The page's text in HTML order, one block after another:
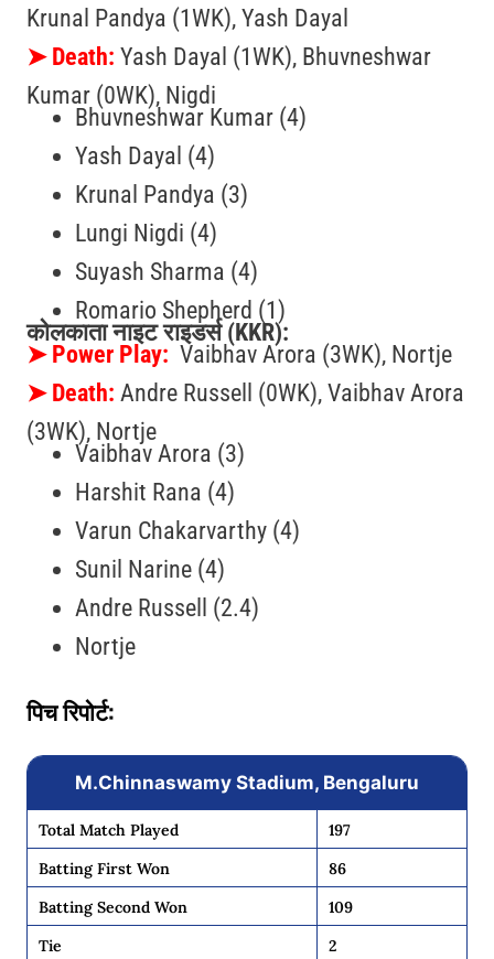
Krunal Pandya (1WK), Yash Dayal
➤ Death: Yash Dayal (1WK), Bhuvneshwar
Kumar (0WK), Nigdi
Bhuvneshwar Kumar (4)
Yash Dayal (4)
Krunal Pandya (3)
Lungi Nigdi (4)
Suyash Sharma (4)
Romario Shepherd (1)
कोलकाता नाइट राइडर्स (KKR):
➤ Power Play: Vaibhav Arora (3WK), Nortje
➤ Death: Andre Russell (0WK), Vaibhav Arora
(3WK), Nortje
Vaibhav Arora (3)
Harshit Rana (4)
Varun Chakarvarthy (4)
Sunil Narine (4)
Andre Russell (2.4)
Nortje
पिच रिपोर्ट:
M.Chinnaswamy Stadium, Bengaluru
Total Match Played
197
Batting First Won
86
Batting Second Won
109
Tie
2